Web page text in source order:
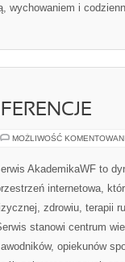
wychowaniem i
MOŻLIWOŚĆ
AkademikaWF to
internetowa,
zdrowiu, terapii
stanowi centrum
opiekunów